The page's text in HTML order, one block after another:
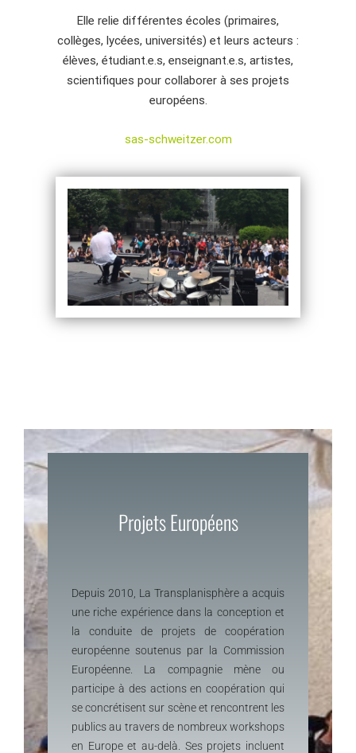
Elle relie différentes écoles (primaires,
collèges, lycées, universités) et leurs acteurs :
élèves, étudiant.e.s, enseignant.e.s, artistes,
scientifiques pour collaborer à ses projets
européens.
sas-schweitzer.com
Projets Européens
Depuis 2010, La Transplanisphère a acquis
une riche expérience dans la conception et
la conduite de projets de coopération
européenne soutenus par la Commission
Européenne. La compagnie mène ou
participe à des actions en coopération qui
se concrétisent sur scène et rencontrent les
publics au travers de nombreux workshops
en Europe et au-delà. Ses projets incluent